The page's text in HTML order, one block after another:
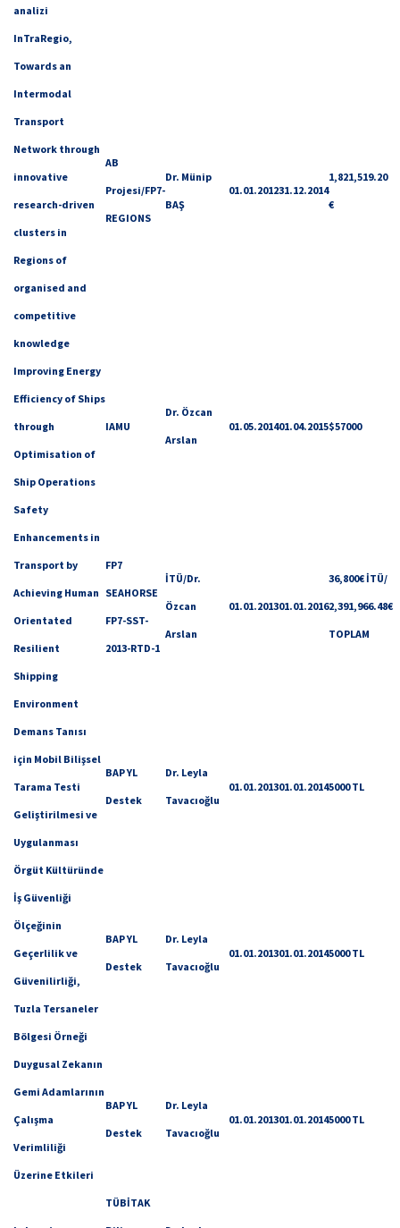
analizi
InTraRegio,
Towards an
Intermodal
Transport
Network through
innovative
research-driven
clusters in
Regions of
organised and
competitive
knowledge
AB
Projesi/FP7-
REGIONS
Dr. Münip
BAŞ
01.01.201231.12.2014
1,821,519.20
€
Improving Energy
Efficiency of Ships
through
Optimisation of
Ship Operations
IAMU
Dr. Özcan
Arslan
01.05.201401.04.2015$57000
Safety
Enhancements in
Transport by
Achieving Human
Orientated
Resilient
Shipping
Environment
FP7
SEAHORSE
FP7-SST-
2013-RTD-1
İTÜ/Dr.
Özcan
Arslan
01.01.201301.01.2016
36,800€ İTÜ/
2,391,966.48€
TOPLAM
Demans Tanısı
için Mobil Bilişsel
Tarama Testi
Geliştirilmesi ve
Uygulanması
BAP YL
Destek
Dr. Leyla
Tavacıoğlu
01.01.201301.01.20145000 TL
Örgüt Kültüründe
İş Güvenliği
Ölçeğinin
Geçerlilik ve
Güvenilirliği,
Tuzla Tersaneler
Bölgesi Örneği
BAP YL
Destek
Dr. Leyla
Tavacıoğlu
01.01.201301.01.20145000 TL
Duygusal Zekanın
Gemi Adamlarının
Çalışma
Verimliliği
Üzerine Etkileri
BAP YL
Destek
Dr. Leyla
Tavacıoğlu
01.01.201301.01.20145000 TL
TÜBİTAK